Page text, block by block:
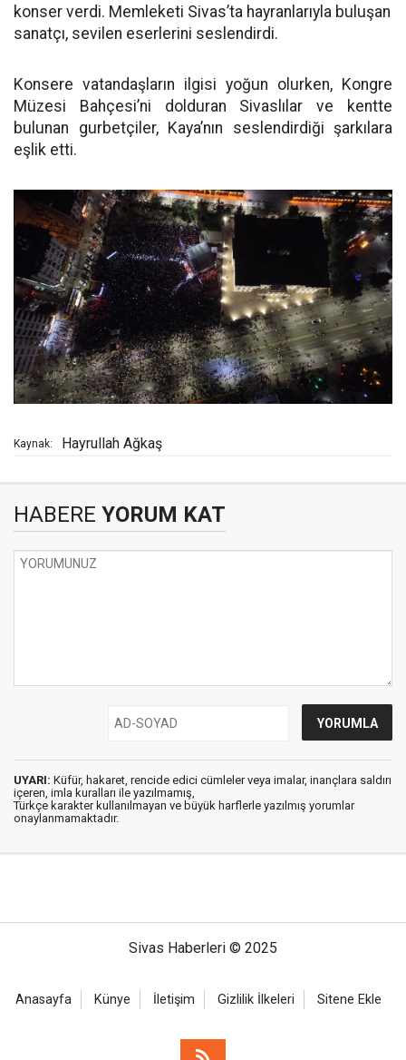
konser verdi. Memleketi Sivas’ta hayranlarıyla buluşan
sanatçı, sevilen eserlerini seslendirdi.
Konsere vatandaşların ilgisi yoğun olurken, Kongre
Müzesi Bahçesi’ni dolduran Sivaslılar ve kentte
bulunan gurbetçiler, Kaya’nın seslendirdiği şarkılara
eşlik etti.
Kaynak: Hayrullah Ağkaş
HABERE YORUM KAT
UYARI: Küfür, hakaret, rencide edici cümleler veya imalar, inançlara saldırı
içeren, imla kuralları ile yazılmamış,
Türkçe karakter kullanılmayan ve büyük harflerle yazılmış yorumlar
onaylanmamaktadır.
Sivas Haberleri © 2025
Anasayfa Künye İletişim Gizlilik İlkeleri Sitene Ekle